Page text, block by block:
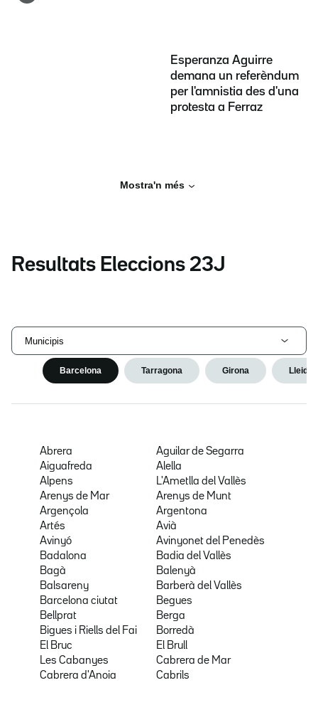
Esperanza Aguirre
demana un referèndum
per l'amnistia des d'una
protesta a Ferraz
Mostra'n més
Resultats Eleccions 23J
Municipis
Barcelona Tarragona Girona Lleida
Abrera
Aguilar de Segarra
Aiguafreda
Alella
Alpens
L'Ametlla del Vallès
Arenys de Mar
Arenys de Munt
Argençola
Argentona
Artés
Avià
Avinyó
Avinyonet del Penedès
Badalona
Badia del Vallès
Bagà
Balenyà
Balsareny
Barberà del Vallès
Barcelona ciutat
Begues
Bellprat
Berga
Bigues i Riells del Fai
Borredà
El Bruc
El Brull
Les Cabanyes
Cabrera de Mar
Cabrera d'Anoia
Cabrils